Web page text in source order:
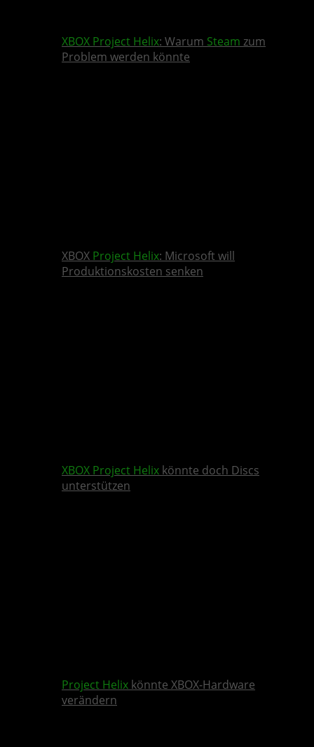
XBOX Project Helix: Warum Steam zum
Problem werden könnte
XBOX Project Helix: Microsoft will
Produktionskosten senken
XBOX Project Helix könnte doch Discs
unterstützen
Project Helix könnte XBOX-Hardware
verändern